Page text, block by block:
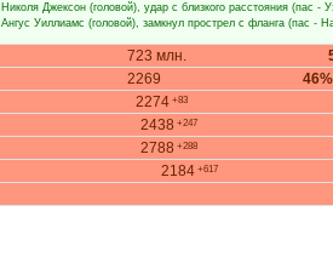
Николя Джексон (головой), удар с близкого расстояния (пас -
Ангус Уиллиамс (головой), замкнул прострел с фланга (пас -
723 млн.
46%
2269
2274 +83
2438 +247
2788 +288
2184 +617